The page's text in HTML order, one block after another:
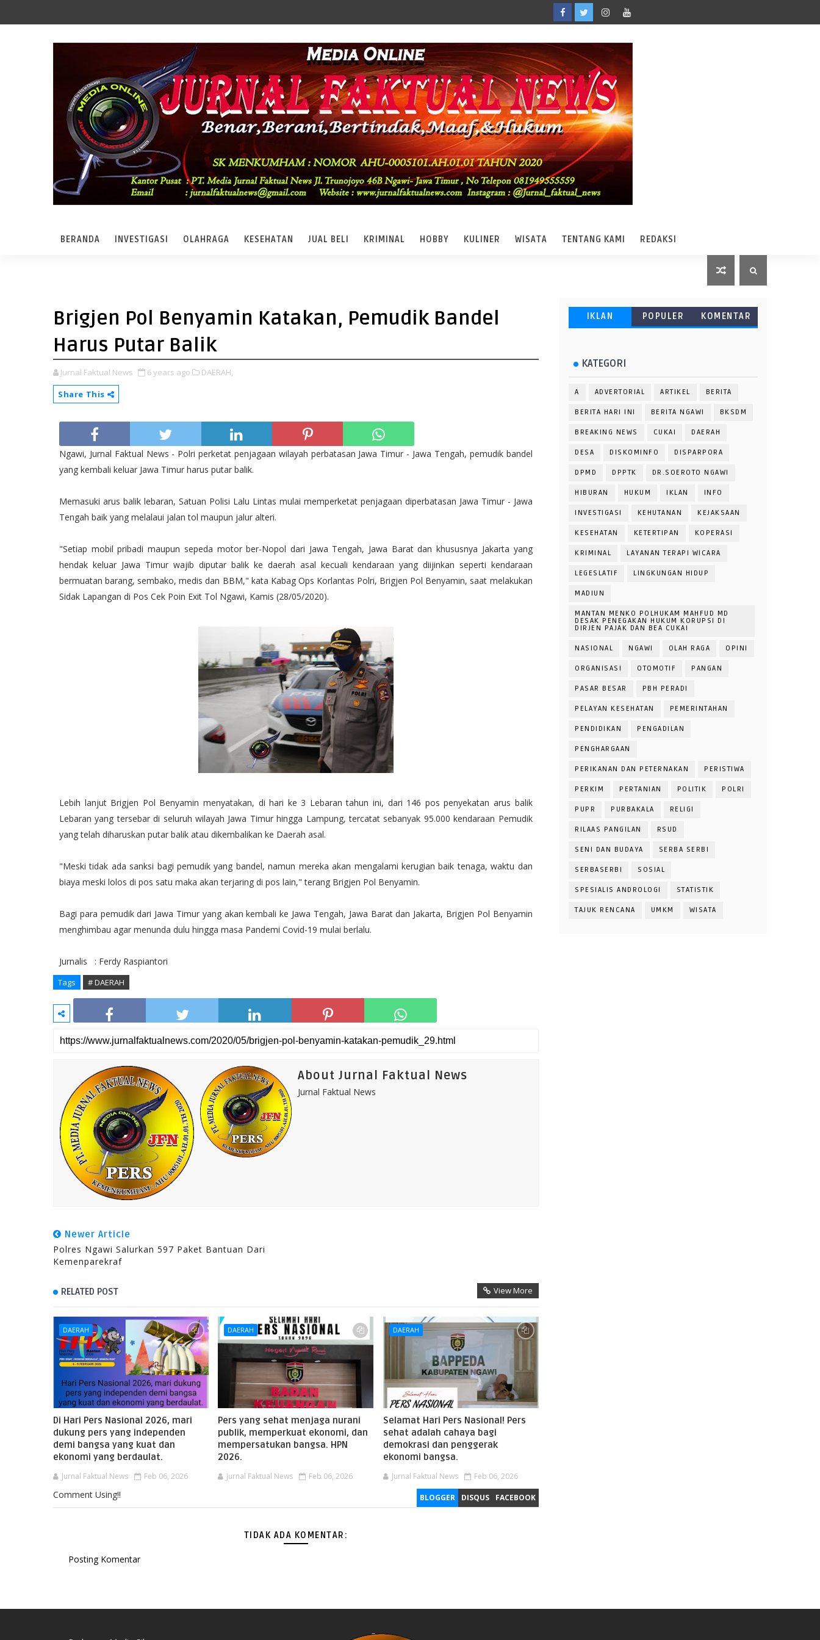
BERANDA INVESTIGASI OLAHRAGA KESEHATAN JUAL BELI KRIMINAL HOBBY KULINER WISATA TENTANG KAMI REDAKSI
Brigjen Pol Benyamin Katakan, Pemudik Bandel
Harus Putar Balik
Jurnal Faktual News 6 years ago
DAERAH,
Share This
Ngawi, Jurnal Faktual News - Polri perketat penjagaan wilayah perbatasan Jawa Timur - Jawa Tengah, pemudik bandel
yang kembali keluar Jawa Timur harus putar balik.
Memasuki arus balik lebaran, Satuan Polisi Lalu Lintas mulai memperketat penjagaan diperbatasan Jawa Timur - Jawa
Tengah baik yang melalaui jalan tol maupun jalur alteri.
"Setiap mobil pribadi maupun sepeda motor ber-Nopol dari Jawa Tengah, Jawa Barat dan khususnya Jakarta yang
hendak keluar Jawa Timur wajib diputar balik ke daerah asal kecuali kendaraan yang diijinkan seperti kendaraan
bermuatan barang, sembako, medis dan BBM," kata Kabag Ops Korlantas Polri, Brigjen Pol Benyamin, saat melakukan
Sidak Lapangan di Pos Cek Poin Exit Tol Ngawi, Kamis (28/05/2020).
Lebih lanjut Brigjen Pol Benyamin menyatakan, di hari ke 3 Lebaran tahun ini, dari 146 pos penyekatan arus balik
Lebaran yang tersebar di seluruh wilayah Jawa Timur hingga Lampung, tercatat sebanyak 95.000 kendaraan Pemudik
yang telah diharuskan putar balik atau dikembalikan ke Daerah asal.
"Meski tidak ada sanksi bagi pemudik yang bandel, namun mereka akan mengalami kerugian baik tenaga, waktu dan
biaya meski lolos di pos satu maka akan terjaring di pos lain," terang Brigjen Pol Benyamin.
Bagi para pemudik dari Jawa Timur yang akan kembali ke Jawa Tengah, Jawa Barat dan Jakarta, Brigjen Pol Benyamin
menghimbau agar menunda dulu hingga masa Pandemi Covid-19 mulai berlalu.
Jurnalis : Ferdy Raspiantori
Tags # DAERAH
About Jurnal Faktual News
Jurnal Faktual News
Newer Article
Polres Ngawi Salurkan 597 Paket Bantuan Dari
Kemenparekraf
RELATED POST View More
DAERAH
Di Hari Pers Nasional 2026, mari
dukung pers yang independen
demi bangsa yang kuat dan
ekonomi yang berdaulat.
Jurnal Faktual News Feb 06, 2026
DAERAH
Pers yang sehat menjaga nurani
publik, memperkuat ekonomi, dan
mempersatukan bangsa. HPN
2026.
Jurnal Faktual News Feb 06, 2026
DAERAH
Selamat Hari Pers Nasional! Pers
sehat adalah cahaya bagi
demokrasi dan penggerak
ekonomi bangsa.
Jurnal Faktual News Feb 06, 2026
BLOGGER DISQUS FACEBOOK
Comment Using!!
TIDAK ADA KOMENTAR:
Posting Komentar
IKLAN POPULER KOMENTAR
KATEGORI
A ADVERTORIAL ARTIKEL BERITA
BERITA HARI INI BERITA NGAWI BKSDM
BREAKING NEWS CUKAI DAERAH
DESA DISKOMINFO DISPARPORA
DPMD DPPTK DR.SOEROTO NGAWI
HIBURAN HUKUM IKLAN INFO
INVESTIGASI KEHUTANAN KEJAKSAAN
KESEHATAN KETERTIPAN KOPERASI
KRIMINAL LAYANAN TERAPI WICARA
LEGESLATIF LINGKUNGAN HIDUP
MADIUN
MANTAN MENKO POLHUKAM MAHFUD MD
DESAK PENEGAKAN HUKUM KORUPSI DI
DIRJEN PAJAK DAN BEA CUKAI
NASIONAL NGAWI OLAH RAGA OPINI
ORGANISASI OTOMOTIF PANGAN
PASAR BESAR PBH PERADI
PELAYAN KESEHATAN PEMERINTAHAN
PENDIDIKAN PENGADILAN
PENGHARGAAN
PERIKANAN DAN PETERNAKAN PERISTIWA
PERKIM PERTANIAN POLITIK POLRI
PUPR PURBAKALA RELIGI
RILAAS PANGILAN RSUD
SENI DAN BUDAYA SERBA SERBI
SERBASERBI SOSIAL
SPESIALIS ANDROLOGI STATISTIK
TAJUK RENCANA UMKM WISATA